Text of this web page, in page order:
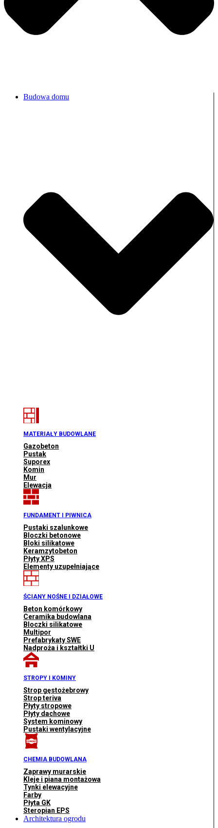
Budowa domu
MATERIAŁY BUDOWLANE
Gazobeton
Pustak
Suporex
Komin
Mur
Elewacja
FUNDAMENT I PIWNICA
Pustaki szalunkowe
Bloczki betonowe
Bloki silikatowe
Keramzytobeton
Płyty XPS
Elementy uzupełniające
ŚCIANY NOŚNE I DZIAŁOWE
Beton komórkowy
Ceramika budowlana
Bloczki silikatowe
Multipor
Prefabrykaty SWE
Nadproża i kształtki U
STROPY I KOMINY
Strop gęstożebrowy
Strop teriva
Płyty stropowe
Płyty dachowe
System kominowy
Pustaki wentylacyjne
CHEMIA BUDOWLANA
Zaprawy murarskie
Kleje i piana montażowa
Tynki elewacyjne
Farby
Płyta GK
Steropian EPS
Architektura ogrodu